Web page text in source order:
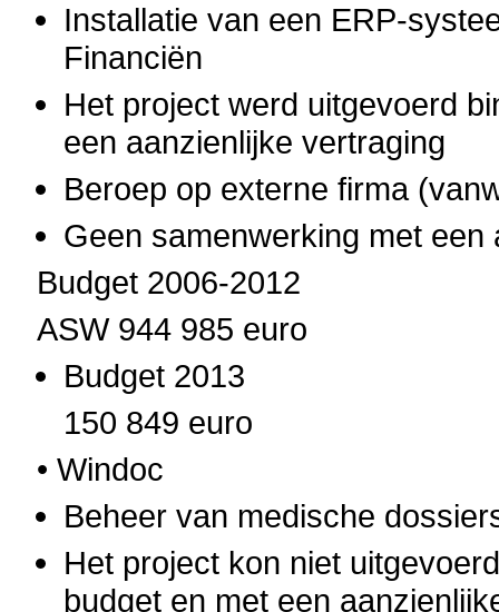
Installatie van een ERP-
Financiën
Het project werd uitgevoerd
een aanzienlijke vertraging
Beroep op externe firma
Geen samenwerking met
Budget 2006-2012
ASW 944 985 euro
Budget 2013
150 849 euro
• Windoc
Beheer van medische
Het project kon niet
budget en met een